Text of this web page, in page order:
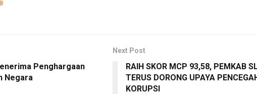
Penghargaan
Negara
Next Post
RAIH SKOR MCP 93,58, PEMKAB
TERUS DORONG UPAYA
KORUPSI